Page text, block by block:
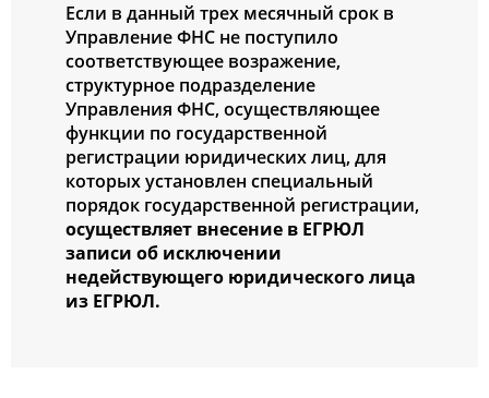
Если в данный трех месячный срок в
Управление ФНС не поступило
соответствующее возражение,
структурное подразделение
Управления ФНС, осуществляющее
функции по государственной
регистрации юридических лиц, для
которых установлен специальный
порядок государственной регистрации,
осуществляет внесение в ЕГРЮЛ
записи об исключении
недействующего юридического лица
из ЕГРЮЛ.